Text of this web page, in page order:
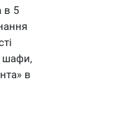
​​в 5
шафи,
в